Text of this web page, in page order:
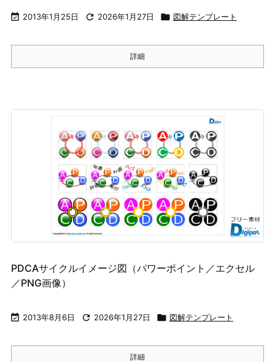
 2013年1月25日  2026年1月27日  図解テンプレート
詳細
PDCAサイクルイメージ図（パワーポイント／エクセル
／PNG画像）
 2013年8月6日  2026年1月27日  図解テンプレート
詳細